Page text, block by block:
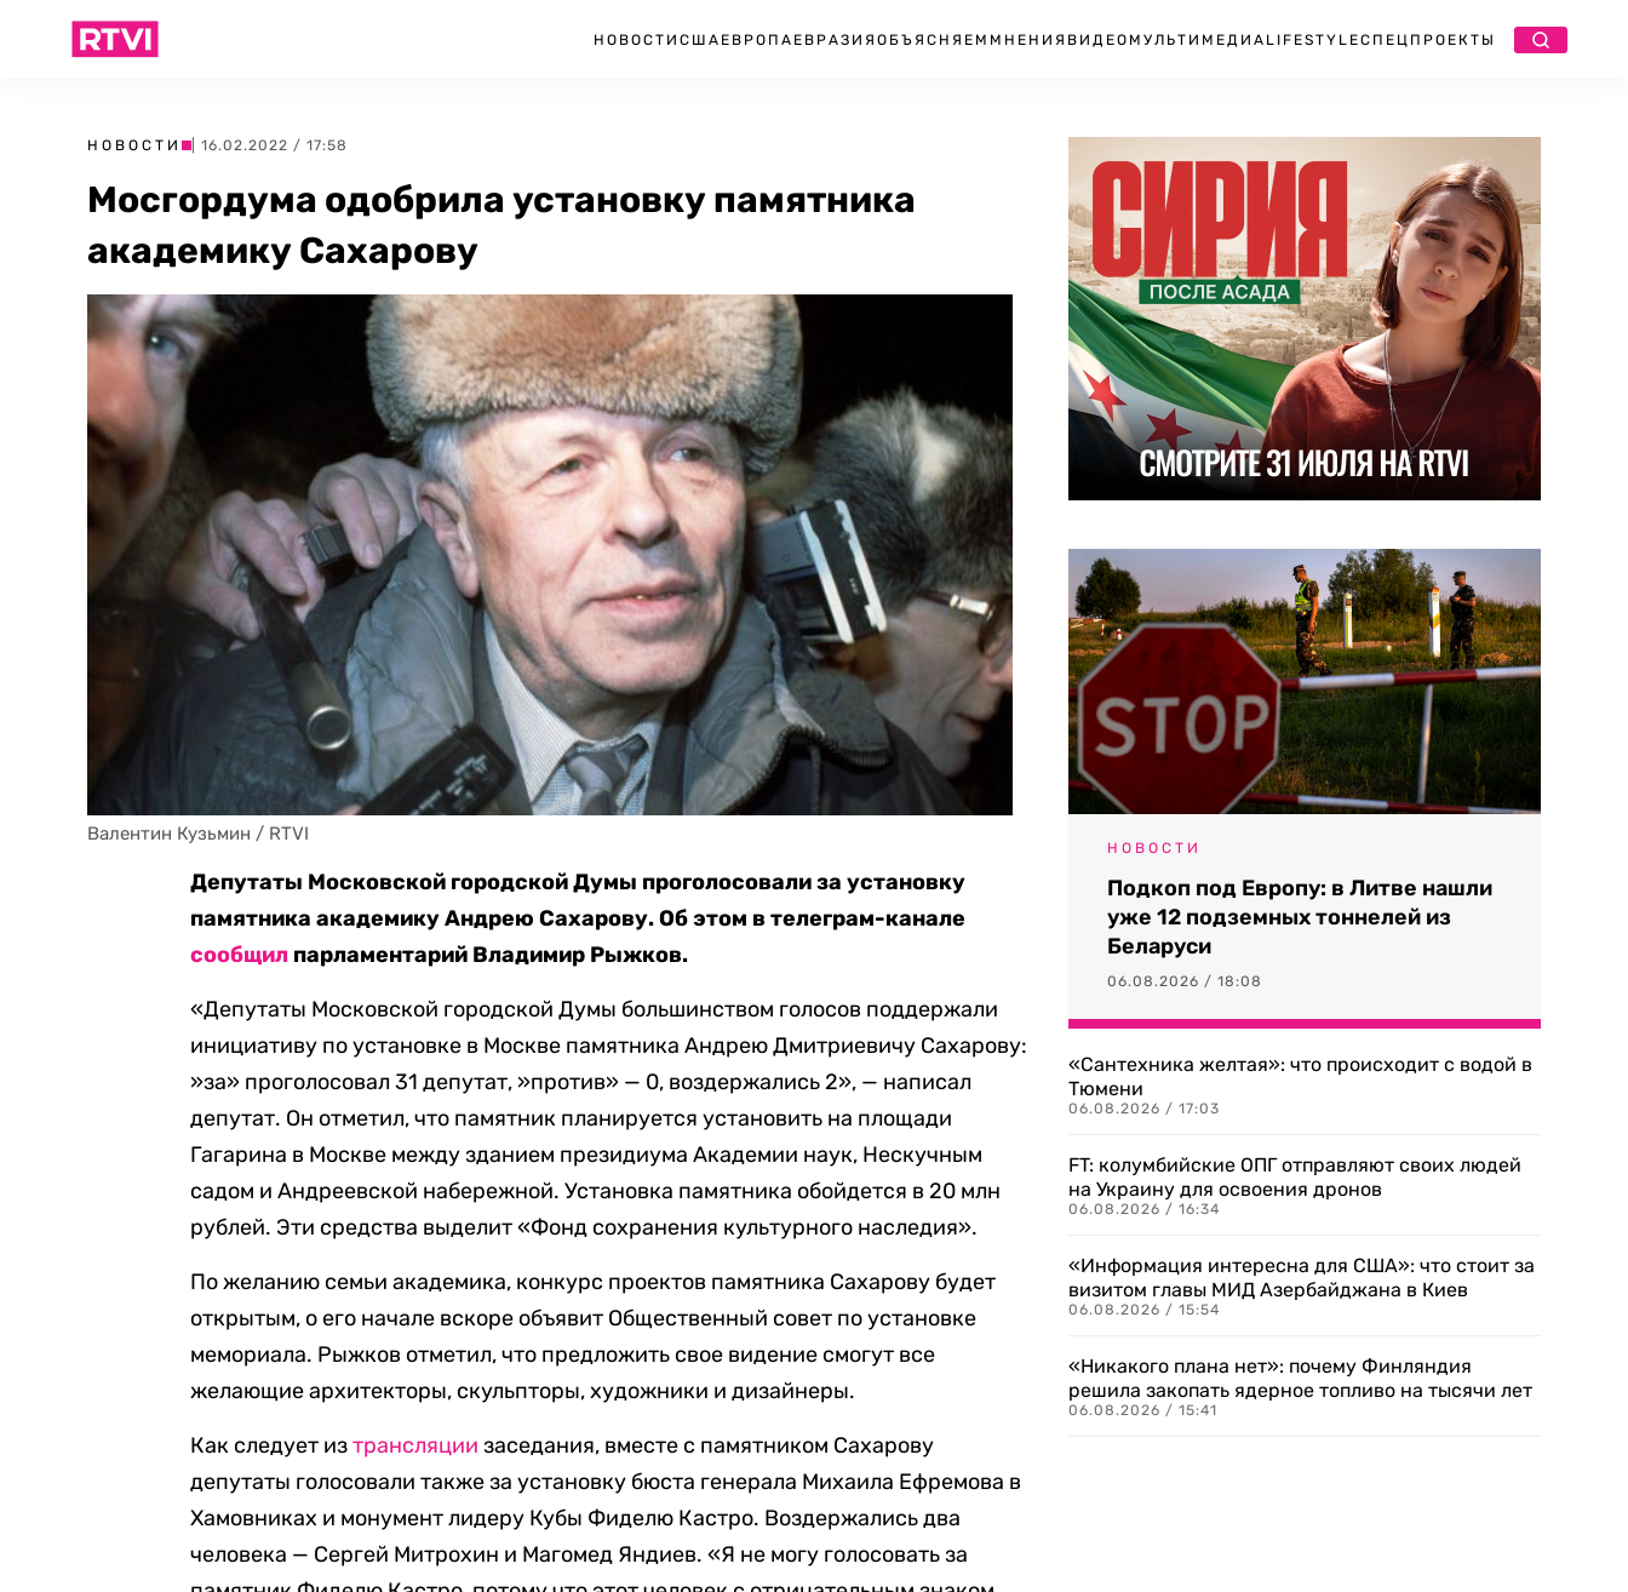
НОВОСТИ США ЕВРОПА ЕВРАЗИЯ ОБЪЯСНЯЕМ МНЕНИЯ ВИДЕО МУЛЬТИМЕДИА LIFESTYLEСПЕЦПРОЕКТЫ
НОВОСТИ | 16.02.2022 / 17:58
Мосгордума одобрила установку памятника
академику Сахарову
Валентин Кузьмин / RTVI
Депутаты Московской городской Думы проголосовали за установку
памятника академику Андрею Сахарову. Об этом в телеграм-канале
сообщил парламентарий Владимир Рыжков.
«Депутаты Московской городской Думы большинством голосов поддержали
инициативу по установке в Москве памятника Андрею Дмитриевичу Сахарову:
»за» проголосовал 31 депутат, »против» — 0, воздержались 2», — написал
депутат. Он отметил, что памятник планируется установить на площади
Гагарина в Москве между зданием президиума Академии наук, Нескучным
садом и Андреевской набережной. Установка памятника обойдется в 20 млн
рублей. Эти средства выделит «Фонд сохранения культурного наследия».
По желанию семьи академика, конкурс проектов памятника Сахарову будет
открытым, о его начале вскоре объявит Общественный совет по установке
мемориала. Рыжков отметил, что предложить свое видение смогут все
желающие архитекторы, скульпторы, художники и дизайнеры.
Как следует изтрансляции заседания, вместе с памятником Сахарову
депутаты голосовали также за установку бюста генерала Михаила Ефремова в
Хамовниках и монумент лидеру Кубы Фиделю Кастро. Воздержались два
человека — Сергей Митрохин и Магомед Яндиев. «Я не могу голосовать за
НОВОСТИ
Подкоп под Европу: в Литве нашли
уже 12 подземных тоннелей из
Беларуси
06.08.2026 / 18:08
«Сантехника желтая»: что происходит с водой в
Тюмени
06.08.2026 / 17:03
FT: колумбийские ОПГ отправляют своих людей
на Украину для освоения дронов
06.08.2026 / 16:34
«Информация интересна для США»: что стоит за
визитом главы МИД Азербайджана в Киев
06.08.2026 / 15:54
«Никакого плана нет»: почему Финляндия
решила закопать ядерное топливо на тысячи лет
06.08.2026 / 15:41